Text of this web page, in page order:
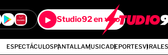
Studio92 en vivo
ESPECTÁCULOSPANTALLAMUSICADEPORTESVIRALES